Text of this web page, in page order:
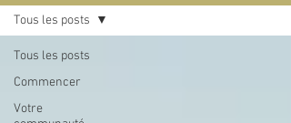
Tous les posts
Commencer
Votre
Tous les posts